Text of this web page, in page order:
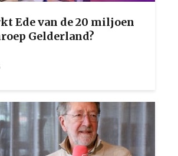
Ede van de 20 miljoen
Gelderland?